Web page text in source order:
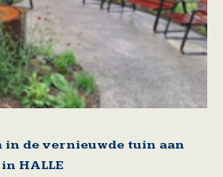
in de vernieuwde tuin aan
HALLE